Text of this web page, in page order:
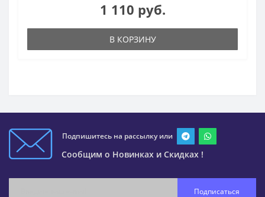
1 110 руб.
В КОРЗИНУ
Подпишитесь на рассылку или
Сообщим о Новинках и Скидках !
Подписаться